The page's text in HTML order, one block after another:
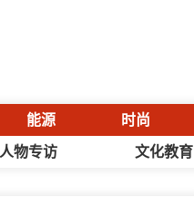
能源 时尚
人物专访 文化教育